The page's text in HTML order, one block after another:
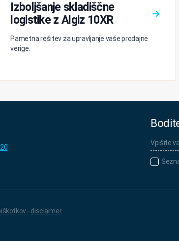
Izboljšanje skladiščne
logistike z Algiz 10XR
Pametna rešitev za upravljanje vaše prodajne
verige.
vaš
e-
naslov
*
s
- disclaimer